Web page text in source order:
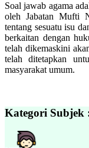
Soal jawab agama
oleh Jabatan Mufti
tentang sesuatu isu
berkaitan dengan
telah dikemaskini
telah ditetapkan
masyarakat umum.
Kategori